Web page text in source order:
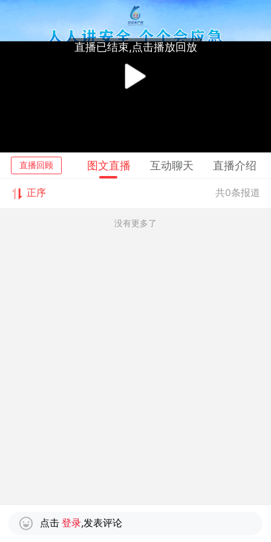
播
频
直播已结束,点击播放回放
直播回顾 图文直播 互动聊天 直播介绍
正序 共0条报道
没有更多了
点击 登录,发表评论